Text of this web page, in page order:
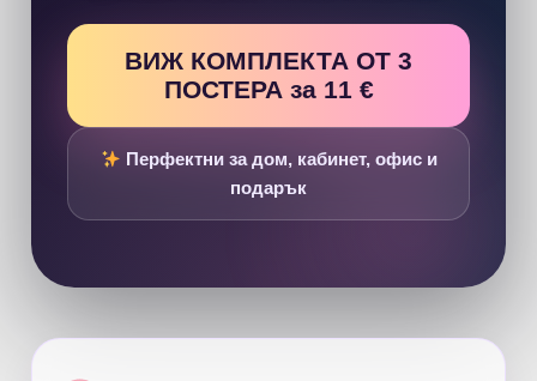
ВИЖ КОМПЛЕКТА ОТ 3
ПОСТЕРА за 11 €
Перфектни за дом, кабинет, офис и
подарък